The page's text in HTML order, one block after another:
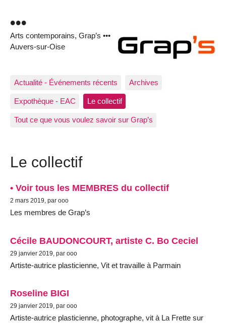
•••
Arts contemporains, Grap’s •••
Auvers-sur-Oise
Actualité - Événements récents Archives
Expothèque - EAC Le collectif
Tout ce que vous voulez savoir sur Grap’s
Le collectif
• Voir tous les MEMBRES du collectif
2 mars 2019, par ooo
Les membres de Grap’s
Cécile BAUDONCOURT, artiste C. Bo Ceciel
29 janvier 2019, par ooo
Artiste-autrice plasticienne, Vit et travaille à Parmain
Roseline BIGI
29 janvier 2019, par ooo
Artiste-autrice plasticienne, photographe, vit à La Frette sur